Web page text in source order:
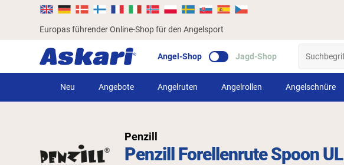
Europas führender Online-Shop für den Angelsport
Angel-Shop Jagd-Shop
Neu Angebote Angelruten Angelrollen Angelschnüre
Penzill Forellenrute Spoon UL
Penzill